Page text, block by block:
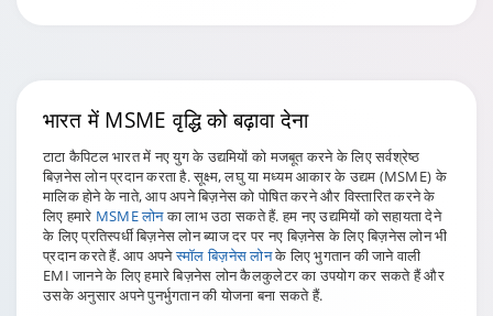
भारत में MSMEवृद्धिको बढ़ावा देना
टाटा कैपिटल भारत में नए युग के उद्यमियों को मजबूत करने के लिए सर्वश्रेष्ठ
बिज़नेस लोन प्रदान करता है. सूक्ष्म, लघु या मध्यम आकार के उद्यम (MSME) के
मालिक होने के नाते, आप अपने बिज़नेस को पोषित करने और विस्तारित करने के
लिए हमारे MSME लोनका लाभ उठा सकते हैं. हम नए उद्यमियों को सहायता देने
के लिए प्रतिस्पर्धी बिज़नेस लोन ब्याज दर पर नए बिज़नेस के लिए बिज़नेस लोन भी
प्रदान करते हैं. आप अपनेस्मॉल बिज़नेस लोनके लिए भुगतान की जाने वाली
EMI जानने के लिए हमारे बिज़नेस लोन कैलकुलेटर का उपयोग कर सकते हैं और
उसके अनुसार अपने पुनर्भुगतान की योजना बना सकते हैं.